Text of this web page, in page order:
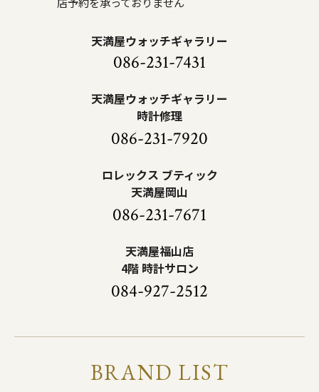
天満屋ウォッチギャラリー
086-231-7431
天満屋ウォッチギャラリー
時計修理
086-231-7920
ロレックス ブティック
天満屋岡山
086-231-7671
天満屋福山店
4階 時計サロン
084-927-2512
BRAND LIST